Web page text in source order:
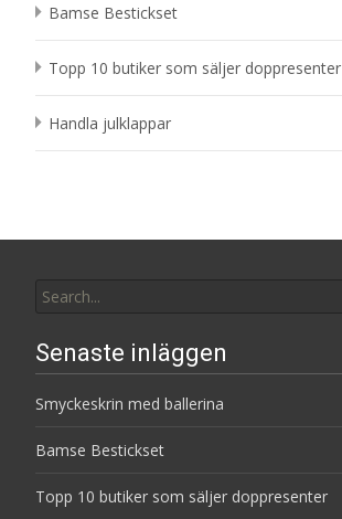
Bamse Bestickset
Topp 10 butiker som säljer doppresenter
Handla julklappar
for:
Senaste inläggen
Smyckeskrin med ballerina
Bamse Bestickset
Topp 10 butiker som säljer doppresenter